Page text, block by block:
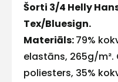
Šorti 3/4 Helly
Tex/Bluesign.
Materiāls:79%
elastāns, 265g/m².
poliesters, 35%